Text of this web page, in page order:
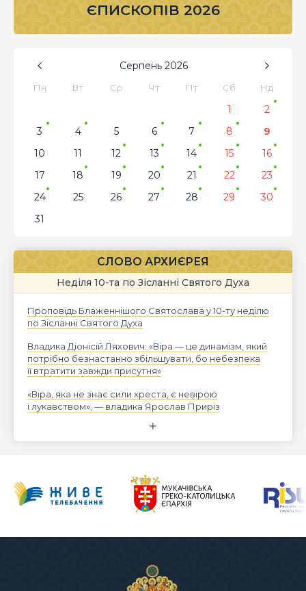
ЄПИСКОПІВ 2026
Серпень 2026
Пн Вт Ср Чт Пт Сб Нд
1
2
3
4 5 6 7 8
9
10
11 12 13 14 15
16
17
18 19 20 21 22
23
24
25 26 27 28 29
30
31
СЛОВО АРХИЄРЕЯ
Неділя 10-та по Зісланні Святого Духа
Проповідь Блаженнішого Святослава у 10-ту неділю
по Зісланні Святого Духа
Владика Діонісій Ляхович: «Віра — це динамізм, який
потрібно безнастанно збільшувати, бо небезпека
її втратити завжди присутня»
«Віра, яка не знає сили хреста, є невірою
і лукавством», — владика Ярослав Приріз